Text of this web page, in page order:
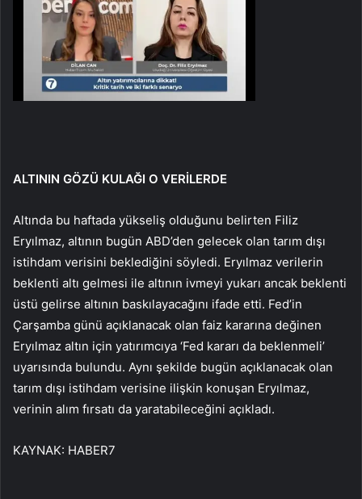
ALTININ GÖZÜ KULAĞI O VERİLERDE
Altında bu haftada yükseliş olduğunu belirten Filiz
Eryılmaz, altının bugün ABD’den gelecek olan tarım dışı
istihdam verisini beklediğini söyledi. Eryılmaz verilerin
beklenti altı gelmesi ile altının ivmeyi yukarı ancak beklenti
üstü gelirse altının baskılayacağını ifade etti. Fed’in
Çarşamba günü açıklanacak olan faiz kararına değinen
Eryılmaz altın için yatırımcıya ‘Fed kararı da beklenmeli’
uyarısında bulundu. Aynı şekilde bugün açıklanacak olan
tarım dışı istihdam verisine ilişkin konuşan Eryılmaz,
verinin alım fırsatı da yaratabileceğini açıkladı.
KAYNAK: HABER7